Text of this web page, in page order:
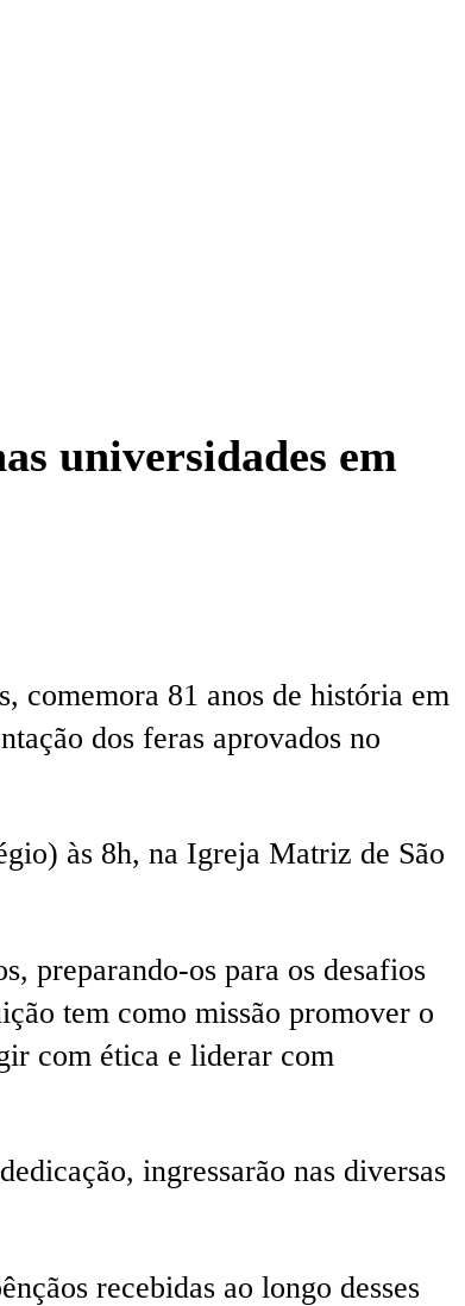
universidades em
comemora 81 anos de história em
dos feras aprovados no
às 8h, na Igreja Matriz de São
preparando-os para os desafios
tem como missão promover o
com ética e liderar com
ingressarão nas diversas
recebidas ao longo desses